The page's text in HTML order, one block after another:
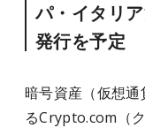
パ・イタリ
発行を予定
暗号資産（仮想
るCrypto.com（